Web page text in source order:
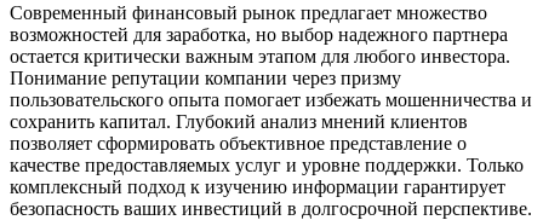
Современный финансовый рынок предлагает множество
возможностей для заработка, но выбор надежного партнера
остается критически важным этапом для любого инвестора.
Понимание репутации компании через призму
пользовательского опыта помогает избежать мошенничества и
сохранить капитал. Глубокий анализ мнений клиентов
позволяет сформировать объективное представление о
качестве предоставляемых услуг и уровне поддержки. Только
комплексный подход к изучению информации гарантирует
безопасность ваших инвестиций в долгосрочной перспективе.